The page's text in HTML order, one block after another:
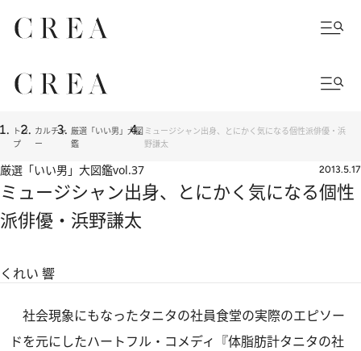
トッ
プ
カルチャ
ー
厳選「いい男」大図
鑑
ミュージシャン出身、とにかく気になる個性派俳優・浜
野謙太
厳選「いい男」大図鑑vol.37 2013.5.17
ミュージシャン出身、とにかく気になる個性
派俳優・浜野謙太
くれい 響
社会現象にもなったタニタの社員食堂の実際のエピソー
ドを元にしたハートフル・コメディ『体脂肪計タニタの社